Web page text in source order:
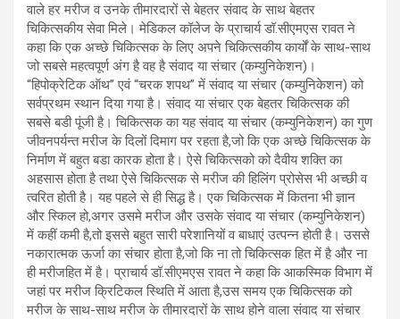
वाले हर मरीज व उनके तीमारदारों से बेहतर संवाद के साथ बेहतर
चिकित्सकीय सेवा मिले। मेडिकल कॉलेज के प्राचार्य डॉ.सीएमएस रावत ने
कहा कि एक अच्छे चिकित्सक के लिए अपने चिकित्सकीय कार्यों के साथ-साथ
जो सबसे महत्वपूर्ण अंग है वह है संवाद या संचार (कम्युनिकेशन)।
“हिपोक्रेटिक ऑथ” एवं “चरक शपथ” में संवाद या संचार (कम्युनिकेशन) को
सर्वप्रथम स्थान दिया गया है। संवाद या संचार एक बेहतर चिकित्सक की
सबसे बडी पूंजी है। चिकित्सक का यह संवाद या संचार (कम्युनिकेशन) का गुण
जीवनपर्यन्त मरीज के दिलों दिमाग पर रहता है,जो कि एक अच्छे चिकित्सक के
निर्माण में बहुत बडा कारक होता है। ऐसे चिकित्सको को दैवीय शक्ति का
अहसास होता है तथा ऐसे चिकित्सक से मरीज की हिलिंग प्रोसेस भी अच्छी व
त्वरित होती है। यह पहले से ही सिद्ध है। एक चिकित्सक में कितना भी ज्ञान
और स्किल हो,अगर उसमे मरीज और उसके संवाद या संचार (कम्युनिकेशन)
में कहीं कमी है,तो इससे बहुत सारी परेशानियों व बाधाएं उत्पन्न होती है। उससे
नकारात्मक ऊर्जा का संचार होता है,जो कि ना तो चिकित्सक हित में है और ना
ही मरीजहित में है। प्राचार्य डॉ.सीएमएस रावत ने कहा कि आकस्मिक विभाग में
जहां पर मरीज क्रिटिकल स्थिति में आता है,उस समय एक चिकित्सक को
मरीज के साथ-साथ मरीज के तीमारदारों के साथ होने वाला संवाद या संचार